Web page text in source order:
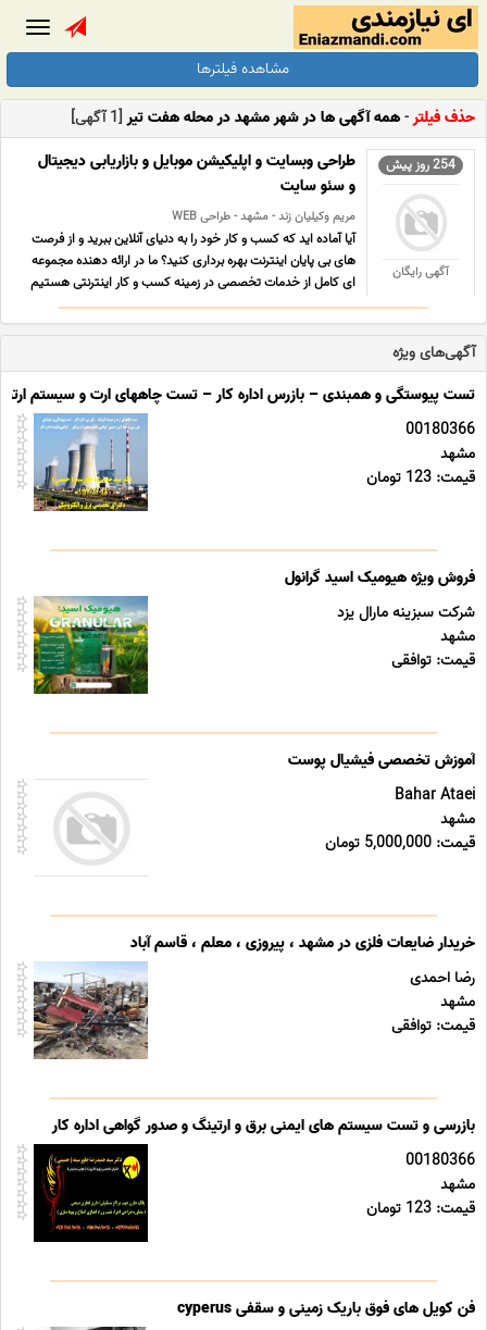
مشاهده فیلترها
حذف فیلتر-همه آگهی ها در شهر مشهد در محله هفت تیر[1 آگهی]
254 روز پیش
آگهی رایگان
طراحی وبسایت و اپلیکیشن موبایل و بازاریابی دیجیتال
و سئو سایت
مریم وکیلیان زند - مشهد - طراحی WEB
آیا آماده اید که کسب و کار خود را به دنیای آنلاین ببرید و از فرصت
های بی پایان اینترنت بهره برداری کنید؟ ما در ارائه دهنده مجموعه
ای کامل از خدمات تخصصی در زمینه کسب و کار اینترنتی هستیم
که به شما کمک می کند کسب و کارتان را در دنیای دیجیتال رشد
دهید و به سطح جدیدی از موفقیت برسان ... ...
آگهی‌های ویژه
تست پیوستگی و همبندی – بازرس اداره کار – تست چاههای ارت و سیستم
00180366
مشهد
قیمت: 123 تومان
فروش ویژه هیومیک اسید گرانول
شرکت سبزینه مارال یزد
مشهد
قیمت: توافقی
آموزش تخصصی فیشیال پوست
Bahar Ataei
مشهد
قیمت: 5,000,000 تومان
خریدار ضایعات فلزی در مشهد ، پیروزی ، معلم ، قاسم آباد
رضا احمدی
مشهد
قیمت: توافقی
بازرسی و تست سیستم های ایمنی برق و ارتینگ و صدور گواهی اداره کار
00180366
مشهد
قیمت: 123 تومان
فن کویل های فوق باریک زمینی و سقفی cyperus